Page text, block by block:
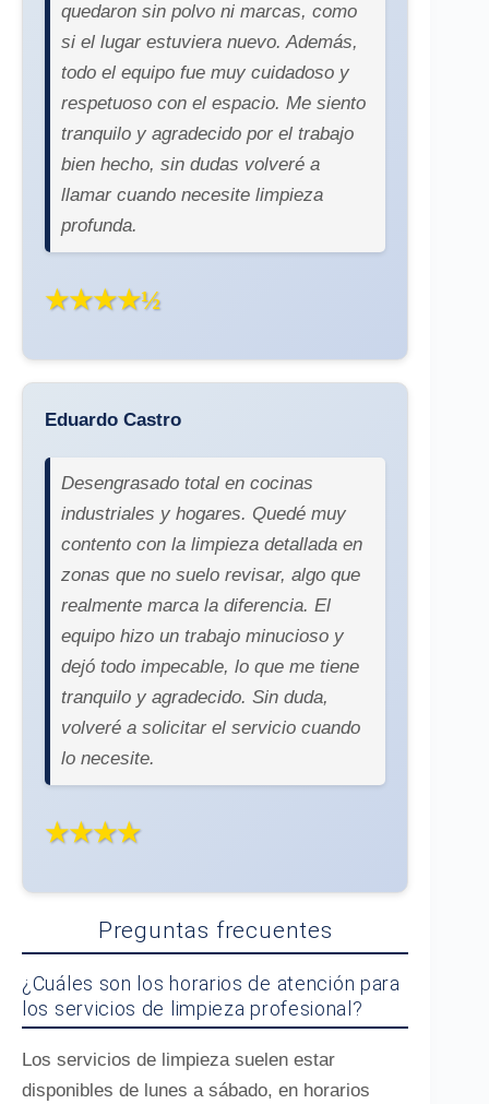
quedaron sin polvo ni marcas, como
si el lugar estuviera nuevo. Además,
todo el equipo fue muy cuidadoso y
respetuoso con el espacio. Me siento
tranquilo y agradecido por el trabajo
bien hecho, sin dudas volveré a
llamar cuando necesite limpieza
profunda.
★★★★½
Eduardo Castro
Desengrasado total en cocinas
industriales y hogares. Quedé muy
contento con la limpieza detallada en
zonas que no suelo revisar, algo que
realmente marca la diferencia. El
equipo hizo un trabajo minucioso y
dejó todo impecable, lo que me tiene
tranquilo y agradecido. Sin duda,
volveré a solicitar el servicio cuando
lo necesite.
★★★★
Preguntas frecuentes
¿Cuáles son los horarios de atención para
los servicios de limpieza profesional?
Los servicios de limpieza suelen estar
disponibles de lunes a sábado, en horarios